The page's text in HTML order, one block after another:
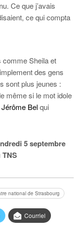
Ce que j’avais
ce qui compta
comme Sheila et
des gens
sont plus jeunes :
même si le mot idole
Jérôme Belqui
5 septembre
TNS
national de Strasbourg
Courriel